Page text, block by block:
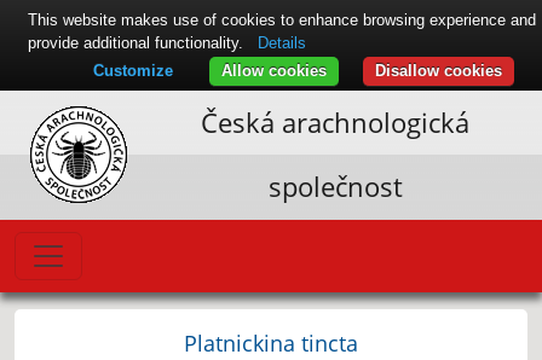
Česká arachnologická
společnost
Platnickina tincta
This website makes use of cookies to enhance browsing experience and
provide additional functionality.
Details
Disallow cookies
Allow cookies
Customize